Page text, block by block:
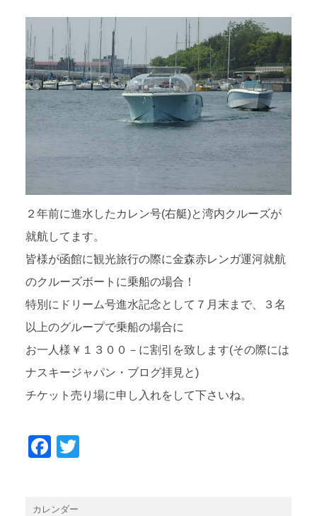
２年前に進水したカレン号(右艇)と湾内クルーズが
就航してます。
皆様が函館に観光旅行の際に金森赤レンガ運河就航
のクルーズボートに乗船の場合！
特別にドリーム号進水記念として７月末まで、３名
以上のグループで乗船の場合に
お一人様￥１３００－に割引を致します(その際には
ナスキージャパン・ブログ拝見と)
チケット売り場に申し入れをして下さいね。
Facebook
カレンダー